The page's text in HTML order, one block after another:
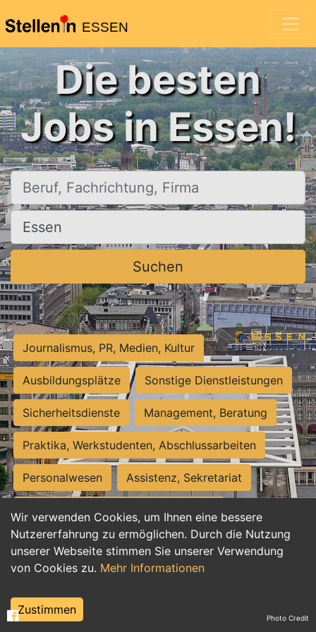
ESSEN
Wir verwenden Cookies, um Ihnen eine bessere
Nutzererfahrung zu ermöglichen. Durch die Nutzung
unserer Webseite stimmen Sie unserer Verwendung
von Cookies zu. Mehr Informationen
Zustimmen
Die besten
Jobs in Essen!
Beruf, Fachrichtung, Firma
Ort, Stadt
Suchen
Journalismus, PR, Medien, Kultur
Ausbildungsplätze Sonstige Dienstleistungen
Sicherheitsdienste Management, Beratung
Praktika, Werkstudenten, Abschlussarbeiten
Personalwesen Assistenz, Sekretariat
Hilfskräfte, Aushilfs- und Nebenjobs
Einkauf, Logistik, Materialwirtschaft
Weiterbildung, Studium, duale Ausbildung
Tourismus
Photo Credit